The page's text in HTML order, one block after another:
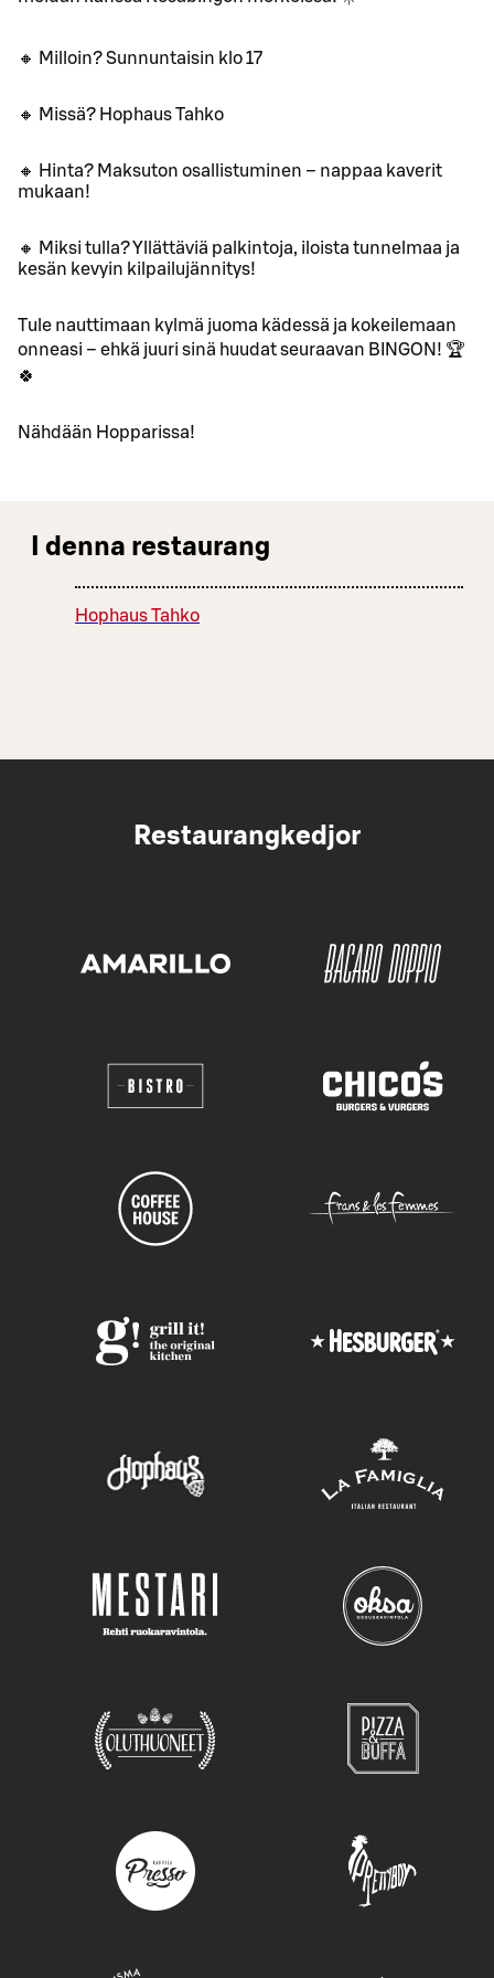
🔸 Milloin? Sunnuntaisin klo 17
🔸 Missä? Hophaus Tahko
🔸 Hinta? Maksuton osallistuminen – nappaa kaverit
mukaan!
🔸 Miksi tulla? Yllättäviä palkintoja, iloista tunnelmaa ja
kesän kevyin kilpailujännitys!
Tule nauttimaan kylmä juoma kädessä ja kokeilemaan
onneasi – ehkä juuri sinä huudat seuraavan BINGON! 🏆
🍀
Nähdään Hopparissa!
I denna restaurang
Hophaus Tahko
Restaurangkedjor